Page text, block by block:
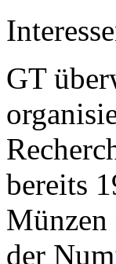
GT
bereits
der